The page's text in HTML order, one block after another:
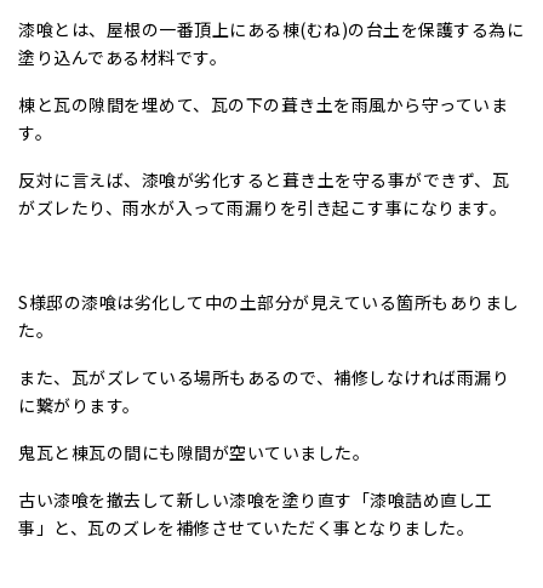
漆喰とは、屋根の一番頂上にある棟(むね)の台土を保護する為に
塗り込んである材料です。
棟と瓦の隙間を埋めて、瓦の下の葺き土を雨風から守っていま
す。
反対に言えば、漆喰が劣化すると葺き土を守る事ができず、瓦
がズレたり、雨水が入って雨漏りを引き起こす事になります。
S様邸の漆喰は劣化して中の土部分が見えている箇所もありまし
た。
また、瓦がズレている場所もあるので、補修しなければ雨漏り
に繋がります。
鬼瓦と棟瓦の間にも隙間が空いていました。
古い漆喰を撤去して新しい漆喰を塗り直す「漆喰詰め直し工
事」と、瓦のズレを補修させていただく事となりました。